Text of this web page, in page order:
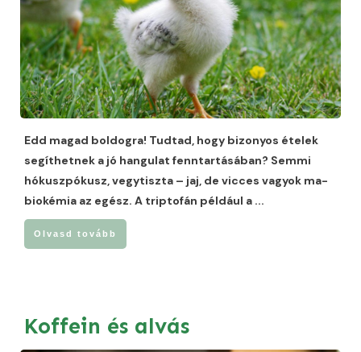
Edd magad boldogra! Tudtad, hogy bizonyos ételek
segíthetnek a jó hangulat fenntartásában? Semmi
hókuszpókusz, vegytiszta – jaj, de vicces vagyok ma-
biokémia az egész. A triptofán például a ...
Olvasd tovább
Koffein és alvás